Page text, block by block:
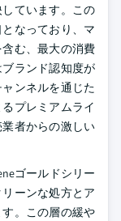
ています。この
なっており、マ
む、最大の消費
ランド認知度が
ンネルを通じた
プレミアムライ
者からの激しい
ゴールドシリー
ーンな処方とア
。この層の緩や